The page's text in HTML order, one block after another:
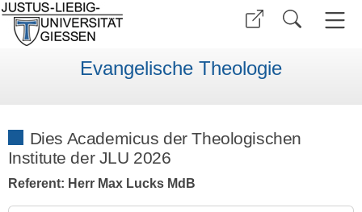
Evangelische Theologie
Dies Academicus der Theologischen
Institute der JLU 2026
Referent: Herr Max Lucks MdB